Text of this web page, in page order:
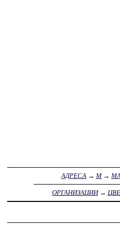
АДРЕСА → М→
ОРГАНИЗАЦИИ→